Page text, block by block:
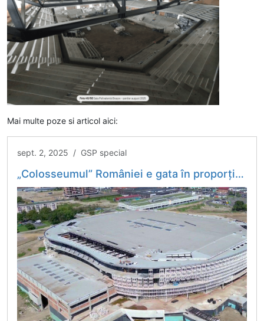
Mai multe poze si articol aici:
sept. 2, 2025 / GSP special
„Colosseumul” României e gata în proporție de 70%: „Va arăta fantastic!” » Proiectul a scăpat de tăierea fondurilor guvernamentale